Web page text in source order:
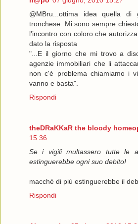
@MBru...ottima idea quella
tronchese. Mi sono sempre
l'incontro con coloro che
dato la risposta
"...E il giorno che mi trovo a
agenzie immobiliari che li
non c'è problema chiamiamo i
vanno e basta".
Rispondi
theDRaKKaR the bloody
15:36
Se i vigili multassero tutte le
estinguerebbe ogni suo debito!
macché di più estinguerebbe il
Rispondi